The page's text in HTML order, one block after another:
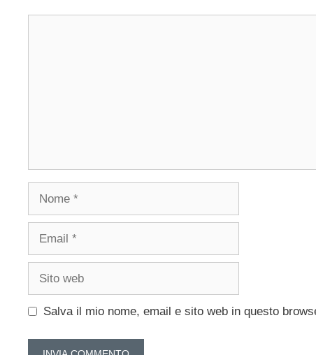
Nome
Email
Sito
Salva il mio nome, email e sito web in questo